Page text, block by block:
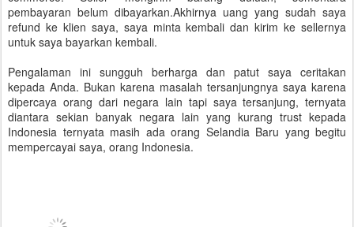
pembayaran belum dibayarkan.Akhirnya uang yang sudah saya
refund ke klien saya, saya minta kembali dan kirim ke sellernya
untuk saya bayarkan kembali.
Pengalaman ini sungguh berharga dan patut saya ceritakan
kepada Anda. Bukan karena masalah tersanjungnya saya karena
dipercaya orang dari negara lain tapi saya tersanjung, ternyata
diantara sekian banyak negara lain yang kurang trust kepada
Indonesia ternyata masih ada orang Selandia Baru yang begitu
mempercayai saya, orang Indonesia.